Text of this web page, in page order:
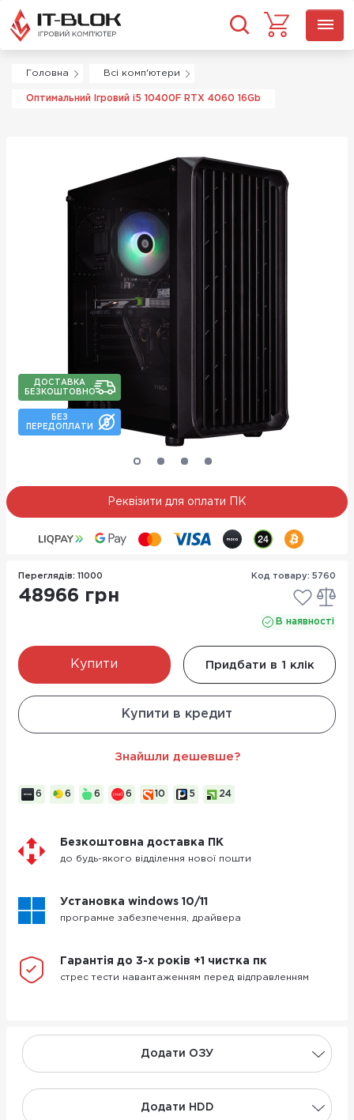
Головна Всі комп'ютери
Оптимальний Ігровий i5 10400F RTX 4060 16Gb
ДОСТАВКА
БЕЗКОШТОВНО
БЕЗ
ПЕРЕДОПЛАТИ
Реквізити для оплати ПК
Додати ОЗУ
Додати НDD
Переглядів: 11000 Код товару: 5760
48966 грн
В наявності
Купити
Купити в кредит
Придбати в 1 клік
Знайшли дешевше?
6 6 6 6 10 5 24
Безкоштовна доставка ПК
до будь-якого відділення нової пошти
Установка windows 10/11
програмне забезпечення, драйвера
Гарантія до 3-х років +1 чистка пк
стрес тести навантаженням перед відправленням